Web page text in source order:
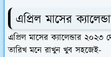
এপ্রিল মাসের
এপ্রিল মাসের ক্যালেন্ডার
তারিখ মনে রাখুন খুব সহজেই-